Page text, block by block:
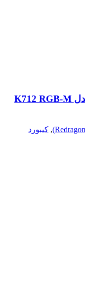
کیبورد مکانیکال گیمینگ ردراگون مدل K712 RGB-M
, کیبورد